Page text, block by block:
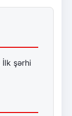
İlk şərhi